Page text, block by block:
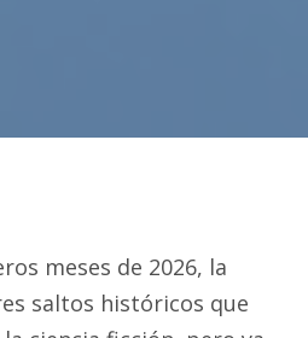
meses de 2026, la
saltos históricos que